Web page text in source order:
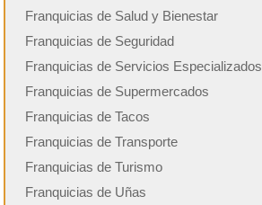
Franquicias de Salud y Bienestar
Franquicias de Seguridad
Franquicias de Servicios Especializados
Franquicias de Supermercados
Franquicias de Tacos
Franquicias de Transporte
Franquicias de Turismo
Franquicias de Uñas